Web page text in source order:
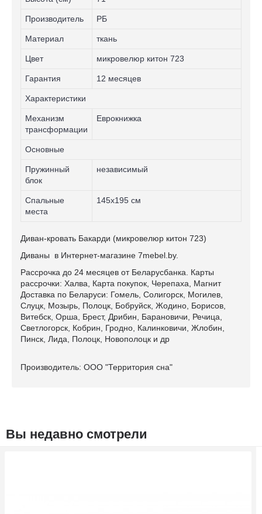
Производитель РБ
Материал ткань
Цвет микровелюр китон 723
Гарантия 12 месяцев
Характеристики
Механизм
трансформации
Еврокнижка
Основные
Пружинный
блок
независимый
Спальные
места
145х195 см
Диван-кровать Бакарди (микровелюр китон 723)
Диваны в Интернет-магазине 7mebel.by.
Рассрочка до 24 месяцев от Беларусбанка. Карты
рассрочки: Халва, Карта покупок, Черепаха, Магнит
Доставка по Беларуси: Гомель, Солигорск, Могилев,
Слуцк, Мозырь, Полоцк, Бобруйск, Жодино, Борисов,
Витебск, Орша, Брест, Дрибин, Барановичи, Речица,
Светлогорск, Кобрин, Гродно, Калинковичи, Жлобин,
Пинск, Лида, Полоцк, Новополоцк и др
Производитель: ООО "Территория сна"
Вы недавно смотрели